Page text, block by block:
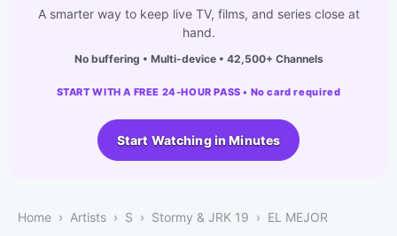
A smarter way to keep live TV, films, and series close at
hand.
No buffering • Multi-device • 42,500+ Channels
START WITH A FREE 24-HOUR PASS • No card required
Start Watching in Minutes
Home Artists S Stormy & JRK 19 EL MEJOR